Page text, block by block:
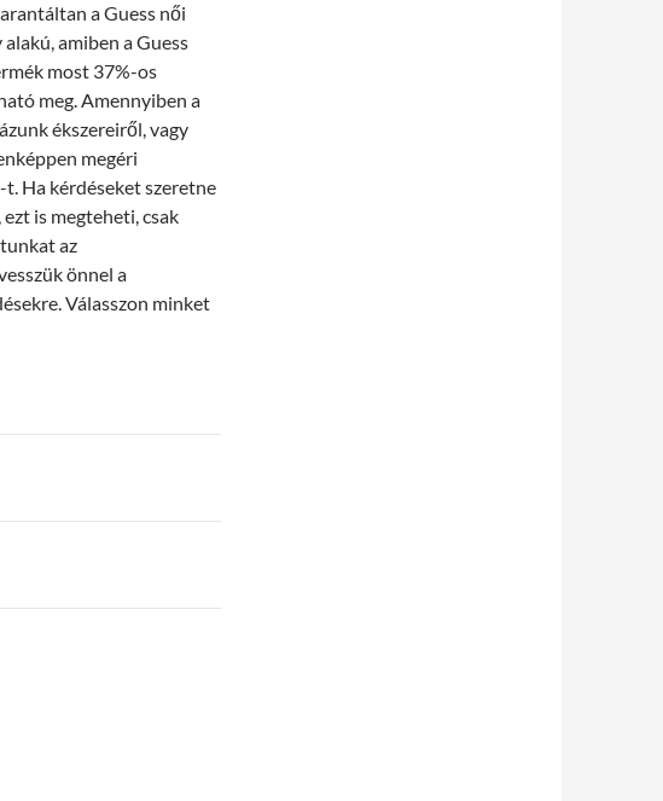
a Guess női
amiben a Guess
most 37%-os
meg. Amennyiben a
ékszereiről, vagy
megéri
Ha kérdéseket szeretne
is megteheti, csak
az
önnel a
Válasszon minket